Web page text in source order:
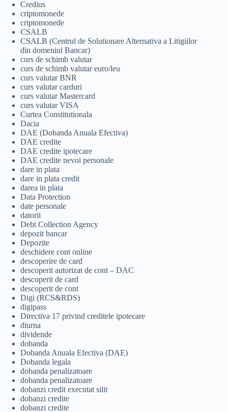
Credius
criptomonede
criptomonede
CSALB
CSALB (Centrul de Solutionare Alternativa a Litigiilor
din domeniul Bancar)
curs de schimb valutar
curs de schimb valutar euro/leu
curs valutar BNR
curs valutar carduri
curs valutar Mastercard
curs valutar VISA
Curtea Constitutionala
Dacia
DAE (Dobanda Anuala Efectiva)
DAE credite
DAE credite ipotecare
DAE credite nevoi personale
dare in plata
dare in plata credit
darea in plata
Data Protection
date personale
datorii
Debt Collection Agency
depozit bancar
Depozite
deschidere cont online
descoperire de card
descoperit autorizat de cont – DAC
descoperit de card
descoperit de cont
Digi (RCS&RDS)
digipass
Directiva 17 privind creditele ipotecare
diurna
dividende
dobanda
Dobanda Anuala Efectiva (DAE)
Dobanda legala
dobanda penalizatoare
dobanda penalizatoare
dobanzi credit executat silit
dobanzi credite
dobanzi credite